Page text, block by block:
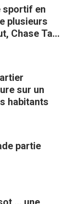
sportif en
plusieurs
Chase Tag,
sur un
habitants
partie